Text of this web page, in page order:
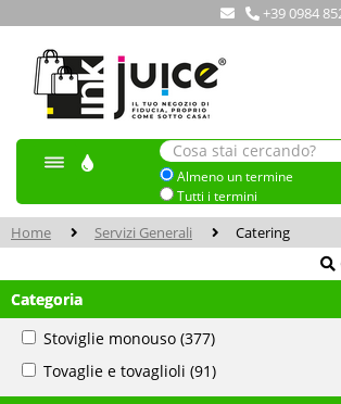
+39 0984
Almeno un termine
Tutti i termini
Home Servizi Generali Catering
Categoria
Stoviglie monouso (377)
Tovaglie e tovaglioli (91)